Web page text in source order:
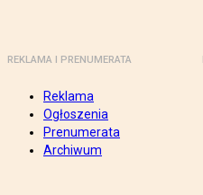
REKLAMA I PRENUMERATA
Reklama
Ogłoszenia
Prenumerata
Archiwum